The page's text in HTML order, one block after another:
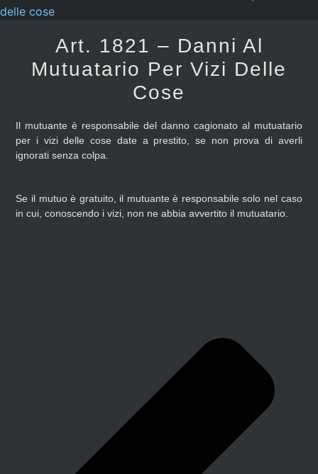
delle cose
Art. 1821 – Danni Al
Mutuatario Per Vizi Delle
Cose
Il mutuante è responsabile del danno cagionato al mutuatario
per i vizi delle cose date a prestito, se non prova di averli
ignorati senza colpa.
Se il mutuo è gratuito, il mutuante è responsabile solo nel caso
in cui, conoscendo i vizi, non ne abbia avvertito il mutuatario.